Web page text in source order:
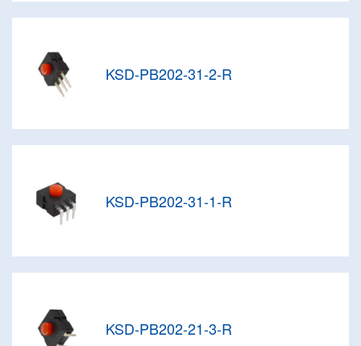
KSD-PB202-31-2-R
KSD-PB202-31-1-R
KSD-PB202-21-3-R